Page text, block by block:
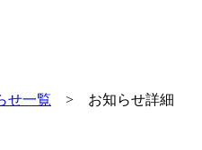
せ一覧 > お知らせ詳細